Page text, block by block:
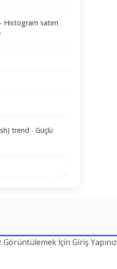
Histogram satım
trend - Güçlü
İçin Giriş Yapınız